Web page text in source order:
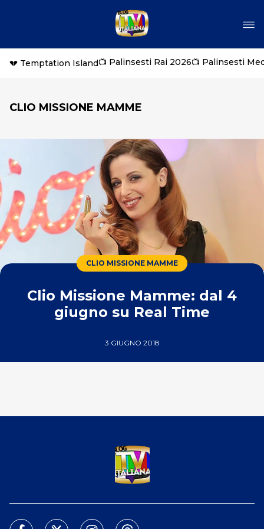
💔 Temptation Island📺 Palinsesti Rai 2026📺 Palinsesti
CLIO MISSIONE MAMME
CLIO MISSIONE MAMME
Clio Missione Mamme: dal 4
giugno su Real Time
3 GIUGNO 2018